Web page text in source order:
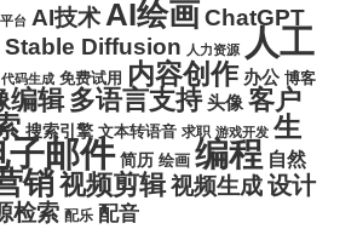
台 AI技术AI绘画ChatGPT
Stable Diffusion 人力资源 人工
代码生成 免费试用 内容创作 办公 博客
编辑 多语言支持 头像 客户
搜索引擎 文本转语音 求职 游戏开发 生
子邮件 简历 绘画 编程 自然
销视频剪辑视频生成设计
检索 配乐 配音